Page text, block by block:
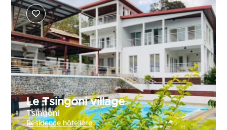
Le Tsingoni village
Tsingoni
Résidence hôtelière